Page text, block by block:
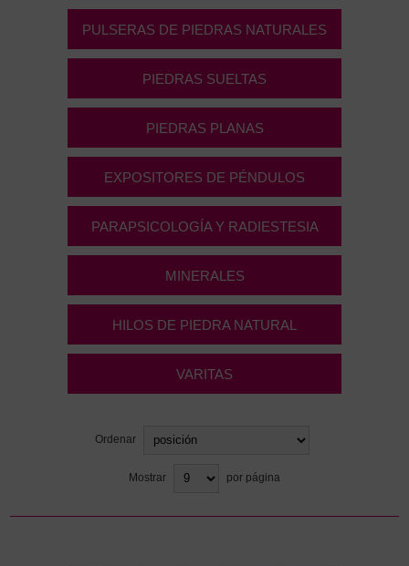
PULSERAS DE PIEDRAS NATURALES
PIEDRAS SUELTAS
PIEDRAS PLANAS
EXPOSITORES DE PÉNDULOS
PARAPSICOLOGÍA Y RADIESTESIA
MINERALES
HILOS DE PIEDRA NATURAL
VARITAS
Ordenar
Mostrar por página